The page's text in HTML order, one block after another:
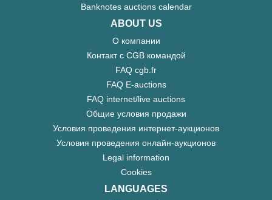
Banknotes auctions calendar
ABOUT US
О компании
Контакт с CGB командой
FAQ cgb.fr
FAQ E-auctions
FAQ internet/live auctions
Общие условия продажи
Условия проведения интернет-аукционов
Условия проведения онлайн-аукционов
Legal information
Cookies
LANGUAGES